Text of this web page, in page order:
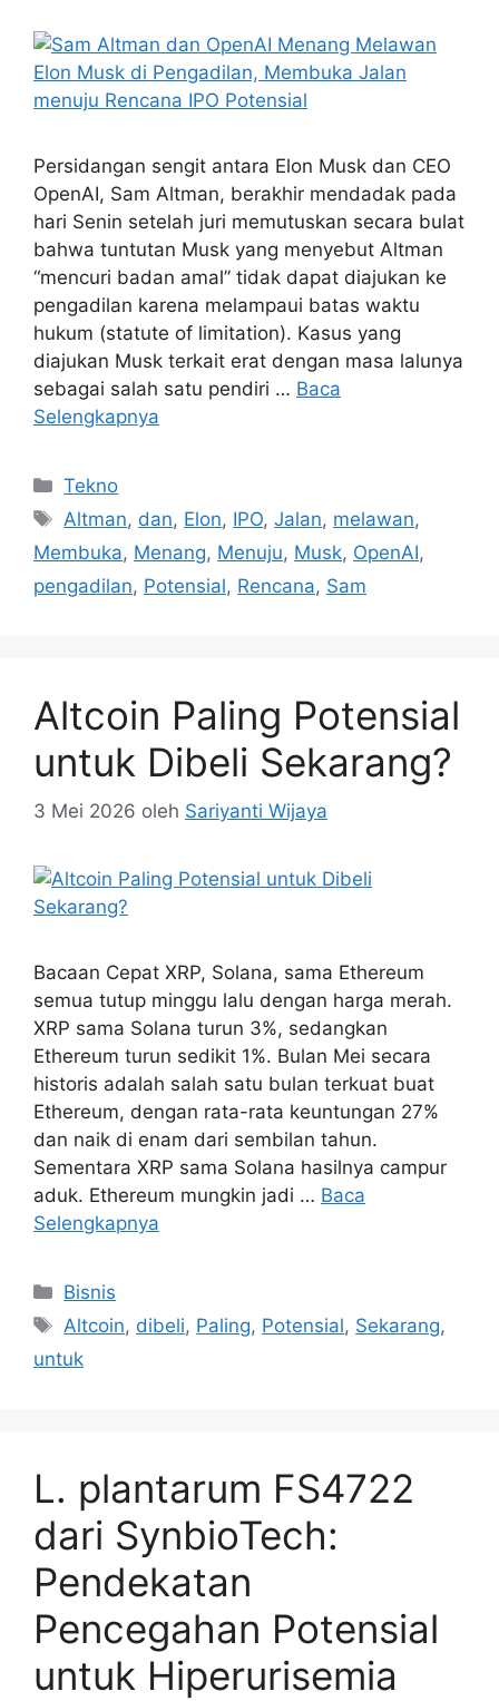
Persidangan sengit antara Elon Musk dan CEO
OpenAI, Sam Altman, berakhir mendadak pada
hari Senin setelah juri memutuskan secara bulat
bahwa tuntutan Musk yang menyebut Altman
“mencuri badan amal” tidak dapat diajukan ke
pengadilan karena melampaui batas waktu
hukum (statute of limitation). Kasus yang
diajukan Musk terkait erat dengan masa lalunya
sebagai salah satu pendiri … Baca
Selengkapnya
Kategori
Tekno
Tag
Altman, dan, Elon, IPO,Jalan, melawan,
Membuka, Menang, Menuju, Musk, OpenAI,
pengadilan, Potensial, Rencana, Sam
Altcoin Paling Potensial
untuk Dibeli Sekarang?
3 Mei 2026 oleh Sariyanti Wijaya
Bacaan Cepat XRP, Solana, sama Ethereum
semua tutup minggu lalu dengan harga merah.
XRP sama Solana turun 3%, sedangkan
Ethereum turun sedikit 1%. Bulan Mei secara
historis adalah salah satu bulan terkuat buat
Ethereum, dengan rata-rata keuntungan 27%
dan naik di enam dari sembilan tahun.
Sementara XRP sama Solana hasilnya campur
aduk. Ethereum mungkin jadi … Baca
Selengkapnya
Kategori
Bisnis
Tag
Altcoin, dibeli, Paling, Potensial, Sekarang,
untuk
L. plantarum FS4722
dari SynbioTech:
Pendekatan
Pencegahan Potensial
untuk Hiperurisemia